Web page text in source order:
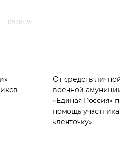
09.05.25
От средств
военной
«Единая Россия»
помощь
«ленточку»